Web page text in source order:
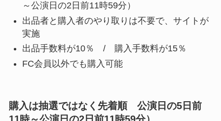
～公演日の2日前11時59分）
出品者と購入者のやり取りは不要で、サイトが
実施
出品手数料が10％ / 購入手数料が15％
FC会員以外でも購入可能
購入は抽選ではなく先着順 公演日の5日前